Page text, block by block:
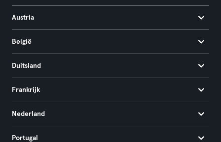
Austria
België
Duitsland
Frankrijk
Nederland
Portugal